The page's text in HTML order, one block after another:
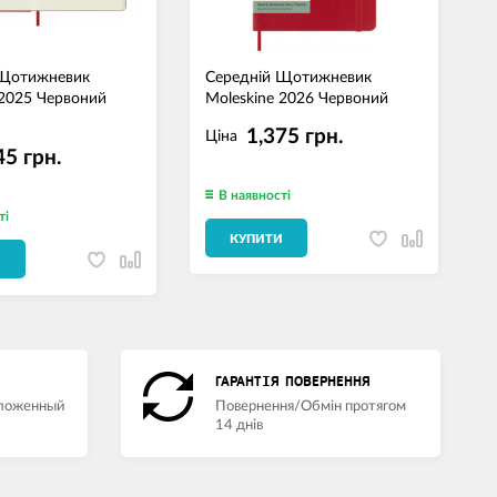
Червоний
грн.
Середній Щотижневик
Moleskine 2026 Червоний
Ціна 1,375 грн.
В наявності
КУПИТИ
ГАРАНТІЯ ПОВЕРНЕННЯ
Повернення/Обмін протягом
14 днів